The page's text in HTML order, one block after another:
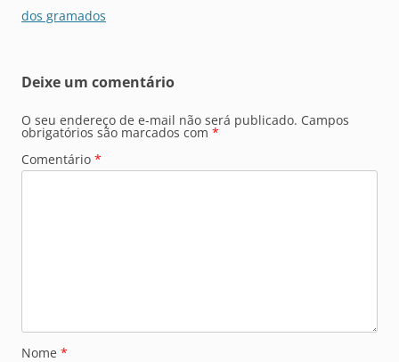
dos gramados
Deixe um comentário
O seu endereço de e-mail não será publicado. Campos
obrigatórios são marcados com *
Comentário *
Nome *